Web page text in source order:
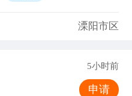
溧阳市区
5小时前
申请